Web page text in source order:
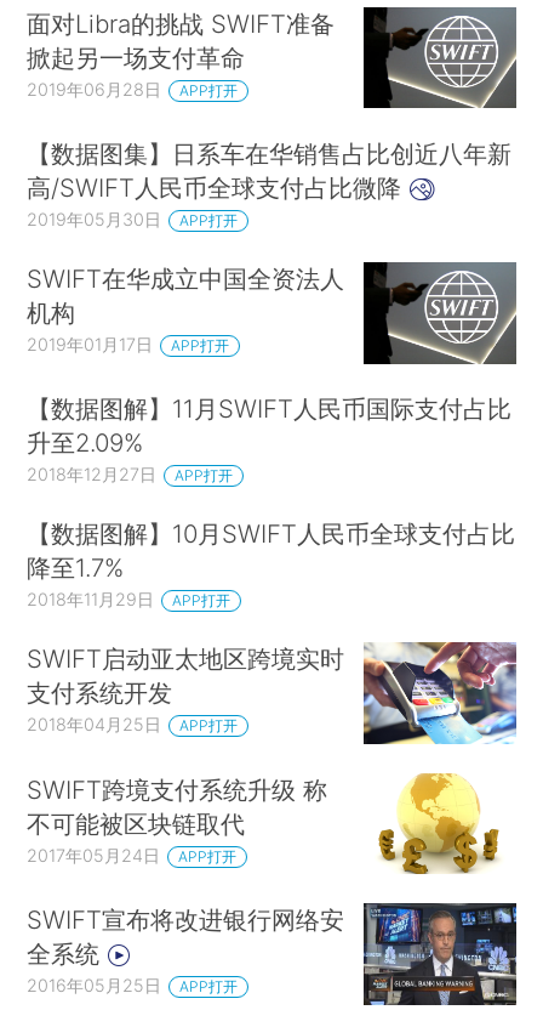
面对Libra的挑战 SWIFT准备
掀起另一场支付革命
2019年06月28日 APP打开
【数据图集】日系车在华销售占比创近八年新
高/SWIFT人民币全球支付占比微降
2019年05月30日 APP打开
SWIFT在华成立中国全资法人
机构
2019年01月17日 APP打开
【数据图解】11月SWIFT人民币国际支付占比
升至2.09%
2018年12月27日 APP打开
【数据图解】10月SWIFT人民币全球支付占比
降至1.7%
2018年11月29日 APP打开
SWIFT启动亚太地区跨境实时
支付系统开发
2018年04月25日 APP打开
SWIFT跨境支付系统升级 称
不可能被区块链取代
2017年05月24日 APP打开
SWIFT宣布将改进银行网络安
全系统
2016年05月25日 APP打开